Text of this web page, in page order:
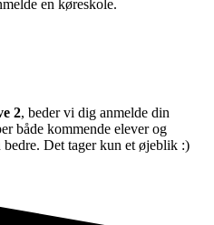
en køreskole.
2, beder vi dig anmelde din
både kommende elever og
Det tager kun et øjeblik :)